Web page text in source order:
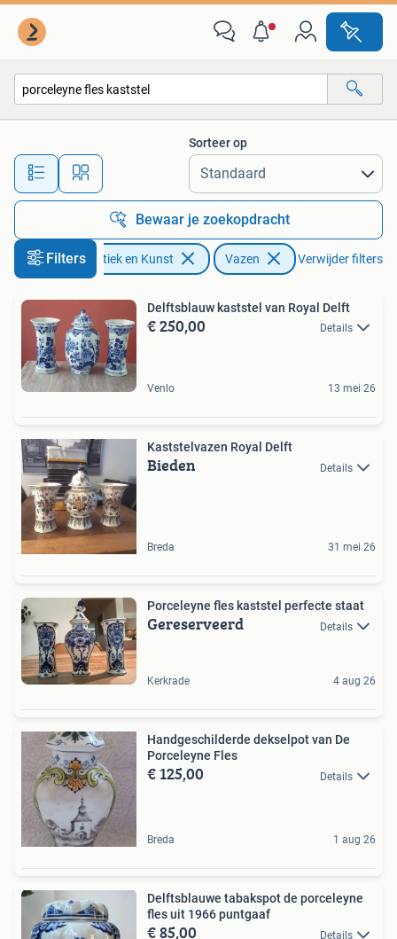
Alle afstanden…
Sorteer op
Bewaar je zoekopdracht
Filters Antiek en Kunst Vazen Verwijder filters
Delftsblauw kaststel van Royal Delft
€ 250,00 Details
Venlo 13 mei 26
Kaststelvazen Royal Delft
Bieden Details
Breda 31 mei 26
Porceleyne fles kaststel perfecte staat
Gereserveerd Details
Kerkrade 4 aug 26
Handgeschilderde dekselpot van De
Porceleyne Fles
€ 125,00 Details
Breda 1 aug 26
Delftsblauwe tabakspot de porceleyne
fles uit 1966 puntgaaf
€ 85,00 Details